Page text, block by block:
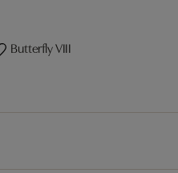
Butterfly VIII